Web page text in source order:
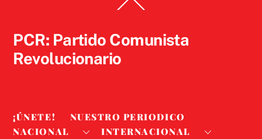
To
PCR: Partido Comunista
Revolucionario
¡ÚNETE!
NUESTRO PERIODICO
NACIONAL
INTERNACIONAL